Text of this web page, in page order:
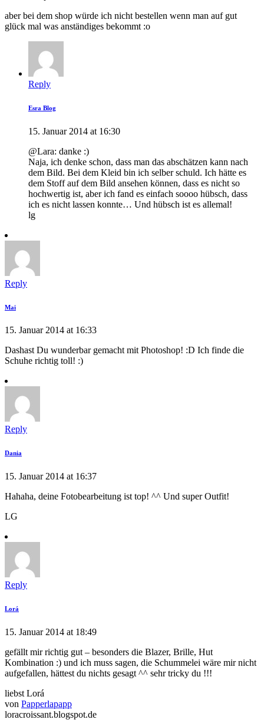
aber bei dem shop würde ich nicht bestellen wenn man auf gut
glück mal was anständiges bekommt :o
Reply
Esra Blog
15. Januar 2014 at 16:30
@Lara: danke :)
Naja, ich denke schon, dass man das abschätzen kann nach
dem Bild. Bei dem Kleid bin ich selber schuld. Ich hätte es
dem Stoff auf dem Bild ansehen können, dass es nicht so
hochwertig ist, aber ich fand es einfach soooo hübsch, dass
ich es nicht lassen konnte… Und hübsch ist es allemal!
lg
Reply
Mai
15. Januar 2014 at 16:33
Dashast Du wunderbar gemacht mit Photoshop! :D Ich finde die
Schuhe richtig toll! :)
Reply
Dania
15. Januar 2014 at 16:37
Hahaha, deine Fotobearbeitung ist top! ^^ Und super Outfit!
LG
Reply
Lorá
15. Januar 2014 at 18:49
gefällt mir richtig gut – besonders die Blazer, Brille, Hut
Kombination :) und ich muss sagen, die Schummelei wäre mir nicht
aufgefallen, hättest du nichts gesagt ^^ sehr tricky du !!!
liebst Lorá
von Papperlapapp
loracroissant.blogspot.de